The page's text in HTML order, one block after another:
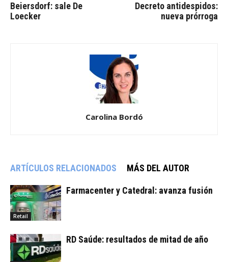
Beiersdorf: sale De
Loecker
Decreto antidespidos:
nueva prórroga
Carolina Bordó
ARTÍCULOS RELACIONADOS MÁS DEL AUTOR
Retail
Farmacenter y Catedral: avanza fusión
RD Saúde: resultados de mitad de año